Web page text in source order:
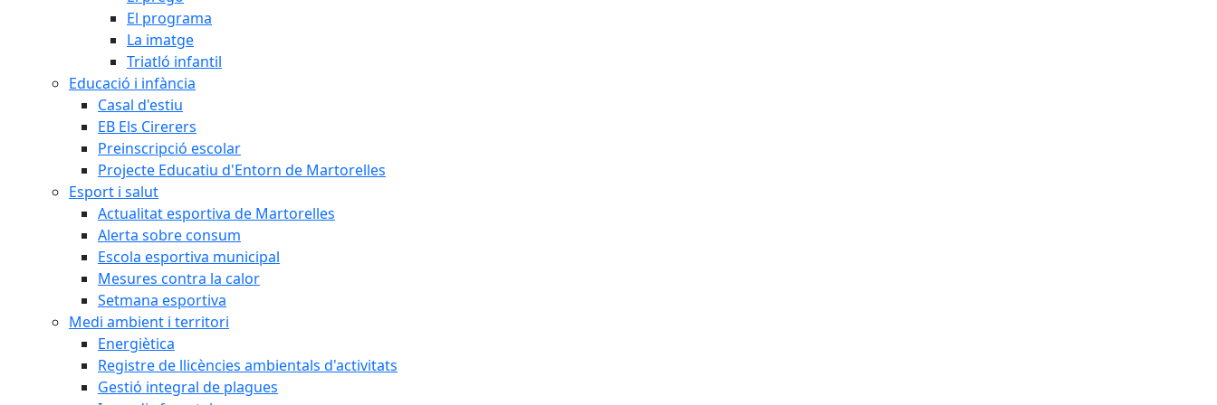
El programa
La imatge
Triatló infantil
Educació i infància
Casal d'estiu
EB Els Cirerers
Preinscripció escolar
Projecte Educatiu d'Entorn de Martorelles
Esport i salut
Actualitat esportiva de Martorelles
Alerta sobre consum
Escola esportiva municipal
Mesures contra la calor
Setmana esportiva
Medi ambient i territori
Energiètica
Registre de llicències ambientals d'activitats
Gestió integral de plagues